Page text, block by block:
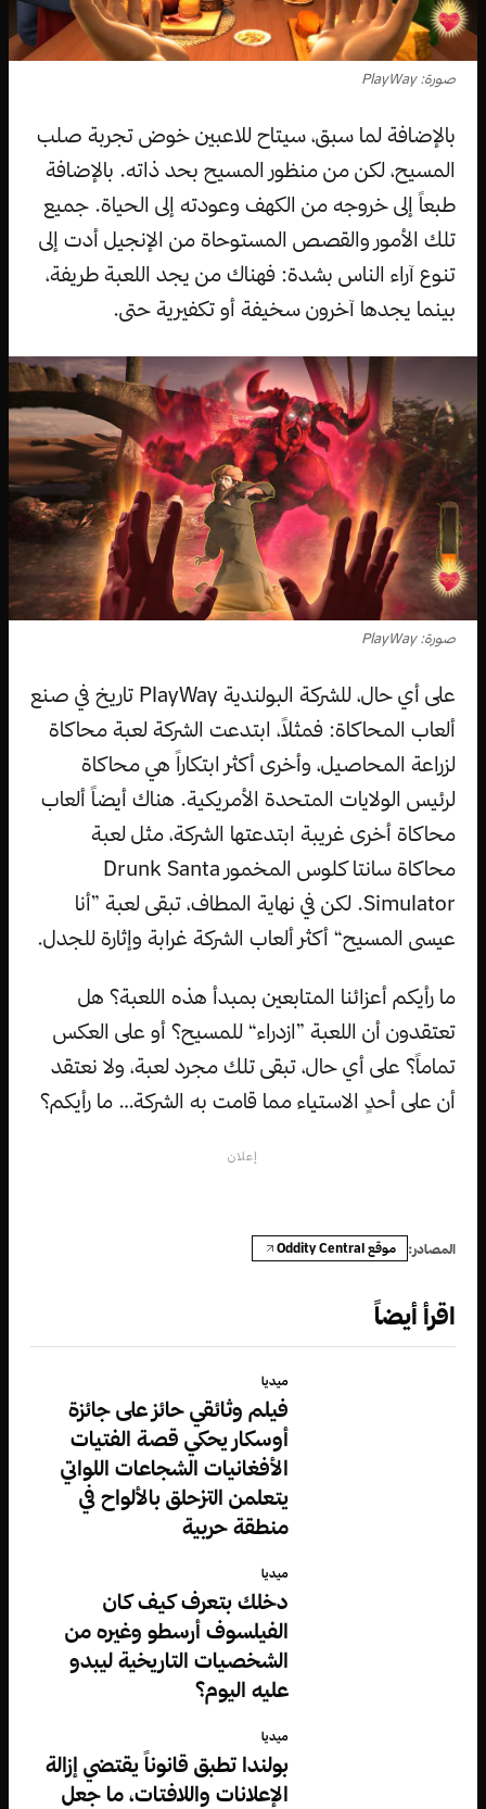
صورة: PlayWay
بالإضافة لما سبق، سيتاح للاعبين خوض تجربة صلب
المسيح، لكن من منظور المسيح بحد ذاته. بالإضافة
طبعاً إلى خروجه من الكهف وعودته إلى الحياة. جميع
تلك الأمور والقصص المستوحاة من الإنجيل أدت إلى
تنوع آراء الناس بشدة: فهناك من يجد اللعبة طريفة،
بينما يجدها آخرون سخيفة أو تكفيرية حتى.
صورة: PlayWay
على أي حال، للشركة البولندية PlayWay تاريخ في صنع
ألعاب المحاكاة: فمثلاً، ابتدعت الشركة لعبة محاكاة
لزراعة المحاصيل، وأخرى أكثر ابتكاراً هي محاكاة
لرئيس الولايات المتحدة الأمريكية. هناك أيضاً ألعاب
محاكاة أخرى غريبة ابتدعتها الشركة، مثل لعبة
محاكاة سانتا كلوس المخمور Drunk Santa
Simulator. لكن في نهاية المطاف، تبقى لعبة ”أنا
عيسى المسيح“ أكثر ألعاب الشركة غرابة وإثارة للجدل.
ما رأيكم أعزائنا المتابعين بمبدأ هذه اللعبة؟ هل
تعتقدون أن اللعبة ”ازدراء“ للمسيح؟ أو على العكس
تماماً؟ على أي حال، تبقى تلك مجرد لعبة، ولا نعتقد
أن على أحدٍ الاستياء مما قامت به الشركة… ما رأيكم؟
إعلان
المصادر: موقع Oddity Central
اقرأ أيضاً
ميديا
فيلم وثائقي حائز على جائزة
أوسكار يحكي قصة الفتيات
الأفغانيات الشجاعات اللواتي
يتعلمن التزحلق بالألواح في
منطقة حربية
ميديا
دخلك بتعرف كيف كان
الفيلسوف أرسطو وغيره من
الشخصيات التاريخية ليبدو
عليه اليوم؟
ميديا
بولندا تطبق قانوناً يقتضي إزالة
الإعلانات واللافتات، ما جعل